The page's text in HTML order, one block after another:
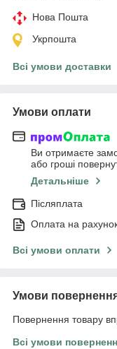
Нова Пошта
Укрпошта
Всі умови доставки
Умови оплати
Ви отримаєте
або гроші
Детальніше
Післяплата
Оплата на
Всі умови оплати
Умови
Повернення товару
Всі умови